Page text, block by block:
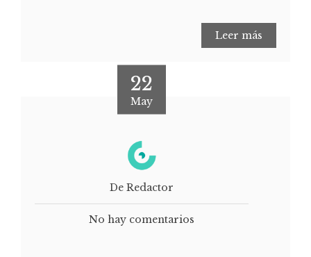
Leer más
22
May
De Redactor
No hay comentarios